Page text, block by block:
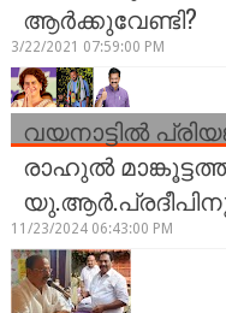
ആര്‍ക്കുവേണ്ടി?
3/22/2021 07:59:00 PM
വയനാട്ടിൽ
രാഹുൽ
11/23/2024 06:43:00 PM